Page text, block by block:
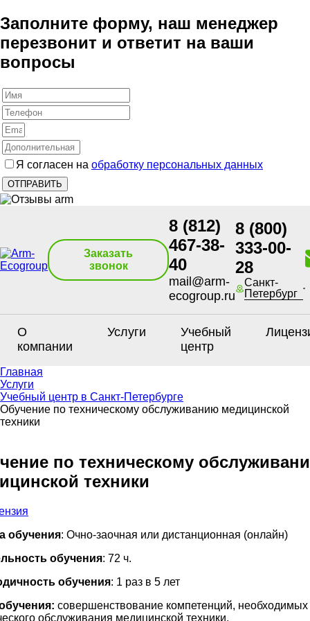
Заполните форму, наш менеджер
перезвонит и ответит на ваши
вопросы
Я согласен на обработку персональных данных
Заказать
звонок
8 (812)
467-38-
40
mail@arm-
ecogroup.ru
8 (800)
333-00-
28
Санкт-
Петербург
О
компании
Услуги
Учебный
центр
Главная
Услуги
Учебный центр в Санкт-Петербурге
Обучение по техническому обслуживанию медицинской
техники
по техническому
техники
обучения: Очно-заочная или дистанционная (онлайн)
обучения: 72 ч.
обучения: 1 раз в 5 лет
совершенствование компетенций, необходимых
обслуживания медицинской техники.